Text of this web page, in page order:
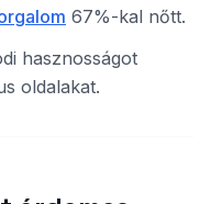
67%-kal nőtt.
hasznosságot
oldalakat.